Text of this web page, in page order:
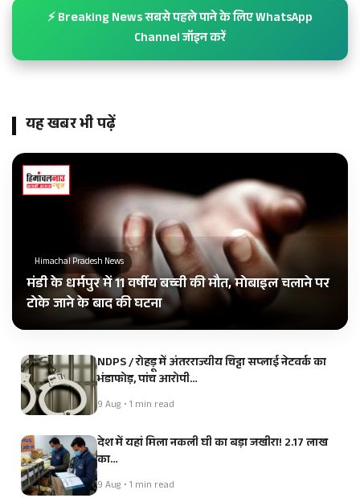
⚡ Breaking News सबसे पहले पाने के लिए WhatsApp
Channel जॉइन करें
यह खबर भी पढ़ें
Himachal Pradesh News
मंडी के धर्मपुर में 11 वर्षीय बच्ची की मौत, मोबाइल चलाने पर
टोके जाने के बाद की घटना
NDPS / रोहड़ू में अंतरराज्यीय चिट्टा सप्लाई नेटवर्क का
भंडाफोड़, पांच आरोपी…
9 Aug • 1 min read
देश में यहां मिला नकली घी का बड़ा जखीरा! 2.17 लाख
का…
9 Aug • 1 min read